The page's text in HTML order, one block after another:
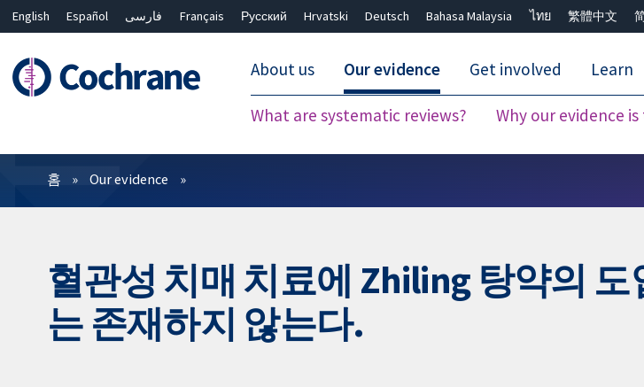
English Español فارسی Français Русский Hrvatski Deutsch Bahasa Malaysia ไทย 繁體中文
About us Our evidence
What are systematic reviews? Why our evidence
Get involved Learn
필터
홈 Our evidence
혈관성 치매 치료에 Zhiling 탕약의
는 존재하지 않는다.